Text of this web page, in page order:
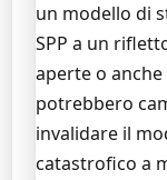
un modello di
SPP a un
aperte o
potrebbero
invalidare il
catastrofico a